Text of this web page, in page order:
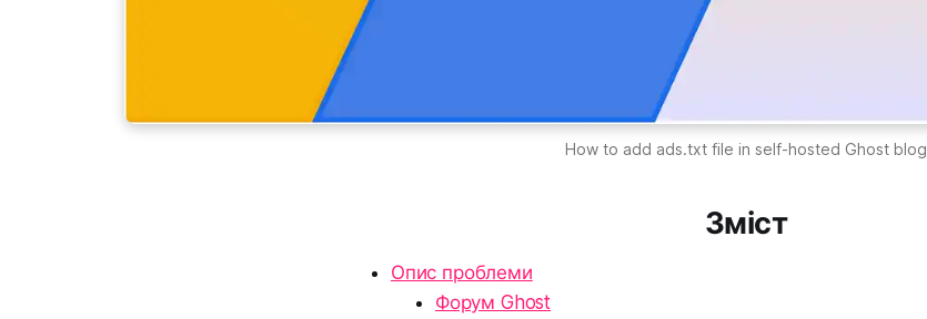
How to add ads.txt file in self-hosted Ghost blog
Зміст
Опис проблеми
Форум Ghost